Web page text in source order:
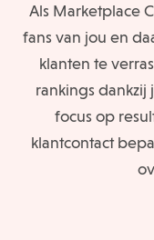
Als Marketplace
fans van jou en
klanten te
rankings
focus op
klantcontact